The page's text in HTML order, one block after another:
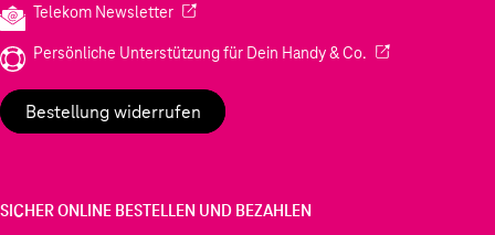
Telekom Newsletter(Wird in einem neuen Tab geöffnet)
Persönliche Unterstützung für Dein Handy & Co. (Wird in einem
Bestellung widerrufen
SICHER ONLINE BESTELLEN UND BEZAHLEN